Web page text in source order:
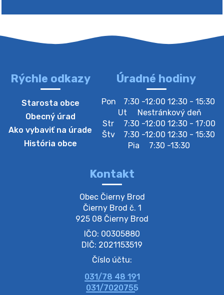
4. augusta 2026 10:05
Zberný dvor-Gyűjtőudvar
Oznamujeme obyvateľom, že v stredu 05. augusta
bude zberný dvor zatvorený. Értesítjük a lakosokat,
hogy szerdán augusztus 05-én a gyűjtőudvar zárva
lesz https://ciernybrod.sk?p=214…
Zber separovaného odpadu plastu-
Szeparált műanya…
Oznamujeme obyvateľom, že v stredu 05. augusta
prebehne zber separovaného odpadu plastu. Prosíme
obyvateľov, aby vrecia s odpadom vyložili pred dom už
večer vopred, nakoľko firma F…
4. augusta 2026 09:51
Oznámenie o plánovanom prerušení dodávky
Rýchle odkazy
Starosta obce
Obecný úrad
Ako vybaviť na úrade
História obce
Úradné hodiny
Pon
7:30 -12:00 12:30 - 15:30
Ut
Nestránkový deň
Str
7:30 -12:00 12:30 - 17:00
Štv
7:30 -12:00 12:30 - 15:30
Pia
7:30 -13:30
Kontakt
Obec Čierny Brod
Čierny Brod č. 1
925 08 Čierny Brod
IČO: 00305880
DIČ: 2021153519
Číslo účtu:
031/78 48 191
031/7020755